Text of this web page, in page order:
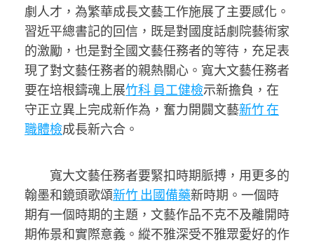
劇人才，為繁華成長文藝工作施展了主要感化。
習近平總書記的回信，既是對國度話劇院藝術家
的激勵，也是對全國文藝任務者的等待，充足表
現了對文藝任務者的親熱關心。寬大文藝任務者
要在培根鑄魂上展竹科 員工健檢示新擔負，在
守正立異上完成新作為，奮力開闢文藝新竹 在
職體檢成長新六合。
寬大文藝任務者要緊扣時期脈搏，用更多的
翰墨和鏡頭歌頌新竹 出國備藥新時期。一個時
期有一個時期的主題，文藝作品不克不及離開時
期佈景和實際意義。縱不雅深受不雅眾愛好的作